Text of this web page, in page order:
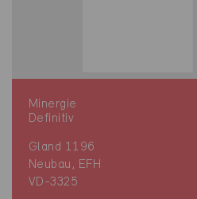
Minergie
Definitiv
Gland 1196
Neubau, EFH
VD-3325